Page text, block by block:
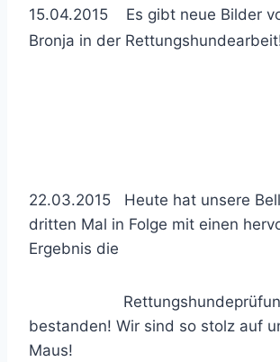
15.04.2015 Es gibt neue Bilder
Bronja in der
22.03.2015 Heute hat unsere
dritten Mal in Folge mit einen
Ergebnis die
bestanden! Wir sind so stolz auf
Maus!